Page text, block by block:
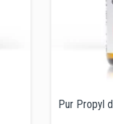
Pur Propyl